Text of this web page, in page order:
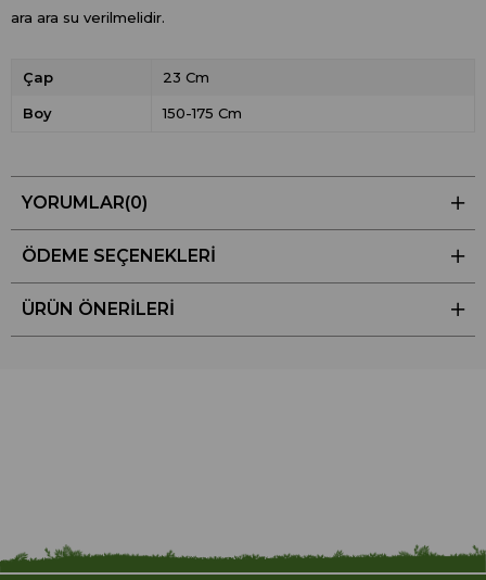
ara ara su verilmelidir.
Çap 23 Cm
Boy 150-175 Cm
YORUMLAR(0)
ÖDEME SEÇENEKLERI
ÜRÜN ÖNERILERI